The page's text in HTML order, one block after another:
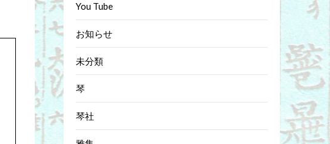
You Tube
お知らせ
未分類
琴
琴社